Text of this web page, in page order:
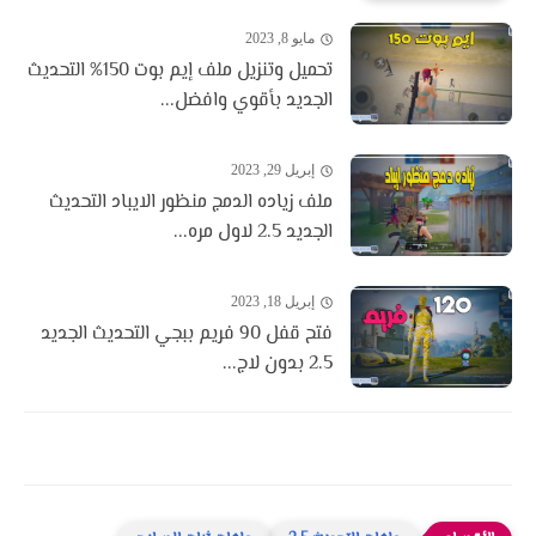
مايو 8, 2023
تحميل وتنزيل ملف إيم بوت 150% التحديث
الجديد بأقوي وافضل...
إبريل 29, 2023
ملف زياده الدمج منظور الايباد التحديث
الجديد 2.5 لاول مره...
إبريل 18, 2023
فتح قفل 90 فريم ببجي التحديث الجديد
2.5 بدون لاج...